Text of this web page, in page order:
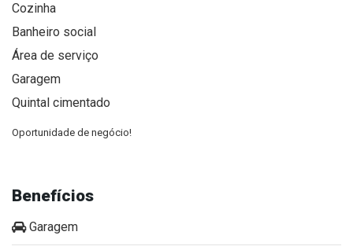
Cozinha
Banheiro social
Área de serviço
Garagem
Quintal cimentado
Oportunidade de negócio!
Benefícios
Garagem